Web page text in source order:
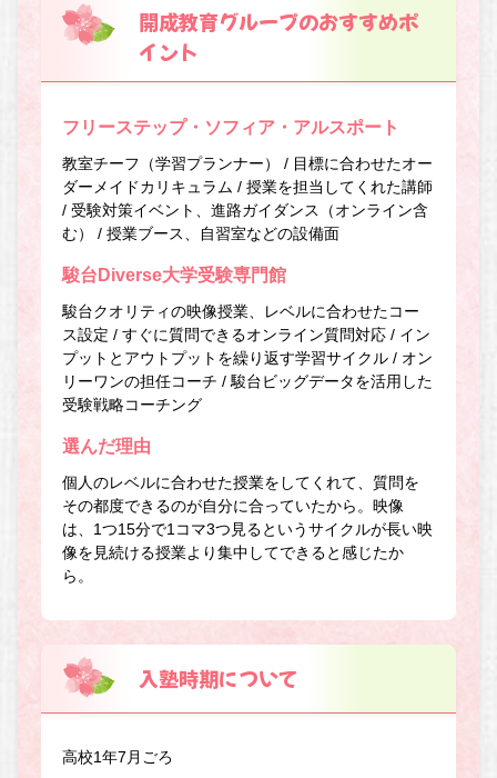
開成教育グループのおすすめポ
イント
フリーステップ・ソフィア・アルスポート
教室チーフ（学習プランナー） / 目標に合わせたオー
ダーメイドカリキュラム / 授業を担当してくれた講師
/ 受験対策イベント、進路ガイダンス（オンライン含
む） / 授業ブース、自習室などの設備面
駿台Diverse大学受験専門館
駿台クオリティの映像授業、レベルに合わせたコー
ス設定 / すぐに質問できるオンライン質問対応 / イン
プットとアウトプットを繰り返す学習サイクル / オン
リーワンの担任コーチ / 駿台ビッグデータを活用した
受験戦略コーチング
選んだ理由
個人のレベルに合わせた授業をしてくれて、質問を
その都度できるのが自分に合っていたから。映像
は、1つ15分で1コマ3つ見るというサイクルが長い映
像を見続ける授業より集中してできると感じたか
ら。
入塾時期について
高校1年7月ごろ